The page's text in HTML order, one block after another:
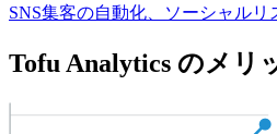
SNS集客の自動化、ソーシャル
Tofu Analytics のメリ